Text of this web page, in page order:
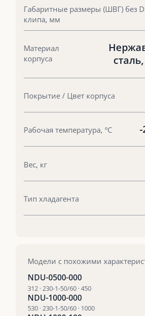
Габаритные размеры (ШВГ) без
клипа, мм
Материал
корпуса
Покрытие / Цвет корпуса
Рабочая температура, °С
Вес, кг
Тип хладагента
Модели с похожими
NDU-0500-000
312 · 230-1-50/60 · 450
NDU-1000-000
530 · 230-1-50/60 · 1000